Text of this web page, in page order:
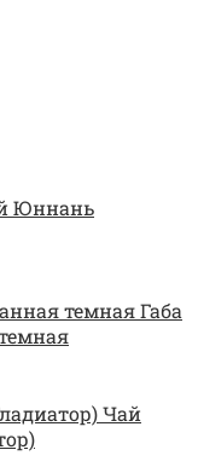
Юннань
Габа
Чай